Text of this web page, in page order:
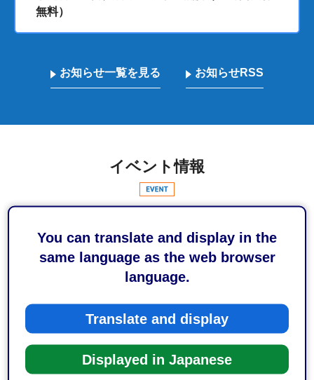
無料）
お知らせ一覧を見る お知らせRSS
イベント情報